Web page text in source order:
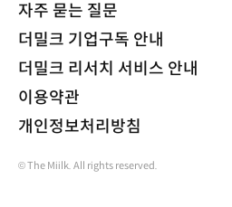
자주 묻는 질문
더밀크 기업구독 안내
더밀크 리서치 서비스 안내
이용약관
개인정보처리방침
© The Miilk. All rights reserved.